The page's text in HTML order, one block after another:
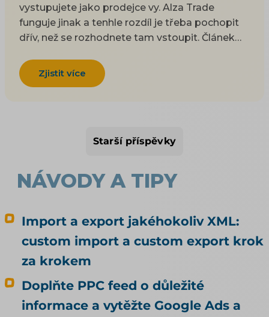
vystupujete jako prodejce vy. Alza Trade
funguje jinak a tenhle rozdíl je třeba pochopit
dřív, než se rozhodnete tam vstoupit. Článek
čím se liší od klasického marketplace, jaké
klade nároky a kam jinam se dá doma a na
samostatných článcích; tady jde o Alzu a další
Zjistit více
Starší příspěvky
NÁVODY A TIPY
Import a export jakéhokoliv XML:
custom import a custom export krok
za krokem
Doplňte PPC feed o důležité
informace a vytěžte Google Ads a